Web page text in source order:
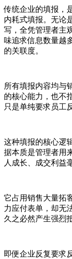
传统企业的填报，
内耗式填报。无论
写，全凭管理者主
味追求信息数量越
的关联度。
所有填报内容均与
的核心能力，也不
只是单纯要求员工
这种填报的核心逻
据本质是管理者用
人成长、成交利益
它占用销售大量拓
力应付表单，却无
久之必然产生强烈
即便企业反复要求